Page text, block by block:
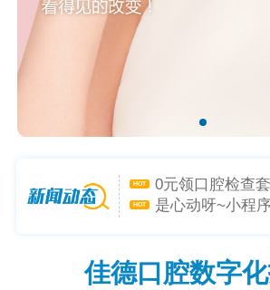
生！
HOT 0元领口腔检查
HOT
是心动呀~小程
佳德口腔数字